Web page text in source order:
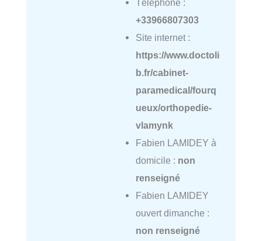
Téléphone :
+33966807303
Site internet :
https://www.doctoli
b.fr/cabinet-
paramedical/fourq
ueux/orthopedie-
vlamynk
Fabien LAMIDEY à
domicile : non
renseigné
Fabien LAMIDEY
ouvert dimanche :
non renseigné